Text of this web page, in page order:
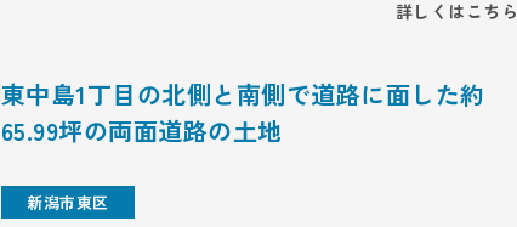
詳しくはこちら
東中島1丁目の北側と南側で道路に面した約
65.99坪の両面道路の土地
新潟市東区